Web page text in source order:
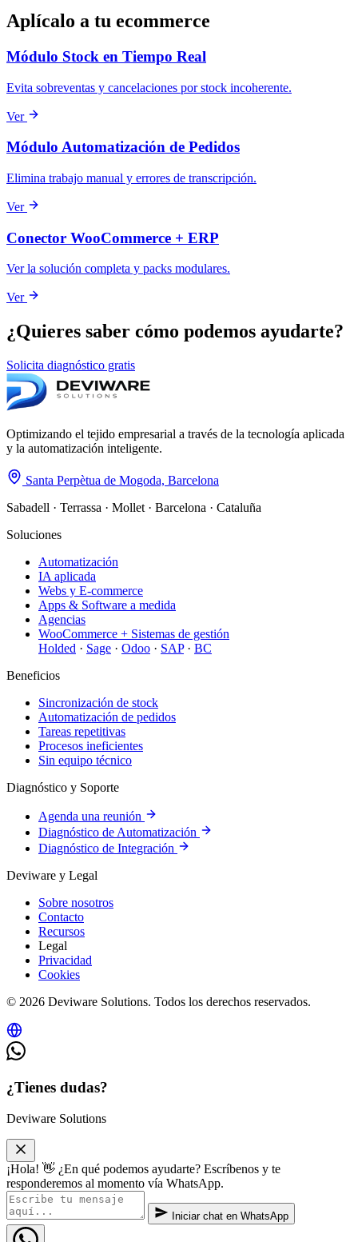
Aplícalo a tu ecommerce
Módulo Stock en Tiempo Real
Evita sobreventas y cancelaciones por stock incoherente.
Ver
Módulo Automatización de Pedidos
Elimina trabajo manual y errores de transcripción.
Ver
Conector WooCommerce + ERP
Ver la solución completa y packs modulares.
Ver
¿Quieres saber cómo podemos ayudarte?
Solicita diagnóstico gratis
Optimizando el tejido empresarial a través de la tecnología aplicada
y la automatización inteligente.
Santa Perpètua de Mogoda, Barcelona
Sabadell · Terrassa · Mollet · Barcelona · Cataluña
Soluciones
Automatización
IA aplicada
Webs y E-commerce
Apps & Software a medida
Agencias
WooCommerce + Sistemas de gestión
Holded · Sage · Odoo · SAP · BC
Beneficios
Sincronización de stock
Automatización de pedidos
Tareas repetitivas
Procesos ineficientes
Sin equipo técnico
Diagnóstico y Soporte
Agenda una reunión
Diagnóstico de Automatización
Diagnóstico de Integración
Deviware y Legal
Sobre nosotros
Contacto
Recursos
Legal
Privacidad
Cookies
© 2026 Deviware Solutions. Todos los derechos reservados.
¿Tienes dudas?
Deviware Solutions
¡Hola! 👋 ¿En qué podemos ayudarte? Escríbenos y te
responderemos al momento vía WhatsApp.
Iniciar chat en WhatsApp